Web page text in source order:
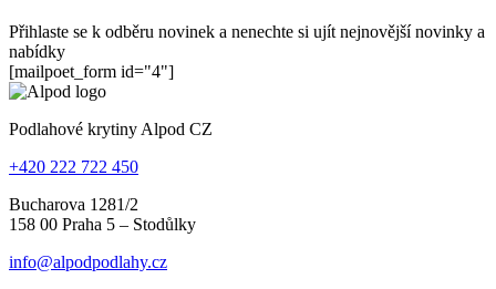
Přihlaste se k odběru novinek a nenechte si ujít nejnovější novinky a
nabídky
[mailpoet_form id="4"]
Podlahové krytiny Alpod CZ
+420 222 722 450
Bucharova 1281/2
158 00 Praha 5 – Stodůlky
info@alpodpodlahy.cz